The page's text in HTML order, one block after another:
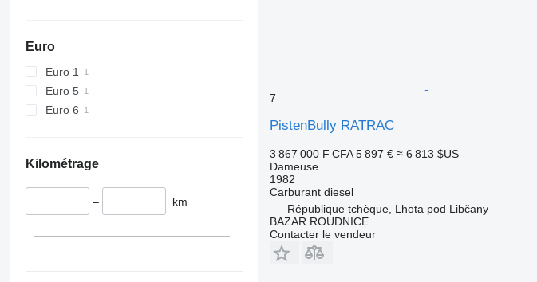
Euro
Euro 1
Euro 5
Euro 6
Kilométrage
– km
7
PistenBully RATRAC
3 867 000 F CFA 5 897 € ≈ 6 813 $US
Dameuse
1982
Carburant diesel
République tchèque, Lhota pod Libčany
BAZAR ROUDNICE
Contacter le vendeur